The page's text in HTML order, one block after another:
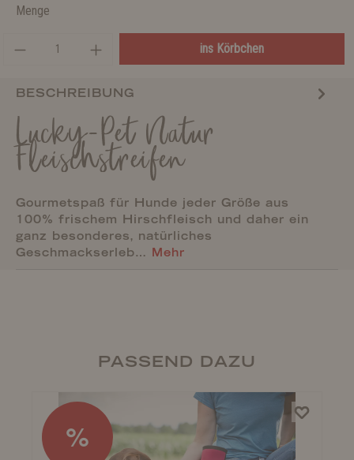
Menge
ins Körbchen
BESCHREIBUNG
Lucky-Pet Natur
Fleischstreifen
Gourmetspaß für Hunde jeder Größe aus
100% frischem Hirschfleisch und daher ein
ganz besonderes, natürliches
Geschmackserleb… Mehr
PASSEND DAZU
%